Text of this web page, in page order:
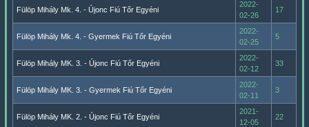
Fülöp Mihály Mk. 4. - Újonc Fiú Tőr Egyéni
2022-
02-26
17
Fülöp Mihály Mk. 4. - Gyermek Fiú Tőr Egyéni
2022-
02-25
5
Fülöp Mihály MK. 3. - Újonc Fiú Tőr Egyéni
2022-
02-12
33
Fülöp Mihály MK. 3. - Gyermek Fiú Tőr Egyéni
2022-
02-11
3
Fülöp Mihály MK. 2. - Újonc Fiú Tőr Egyéni
2021-
12-05
22